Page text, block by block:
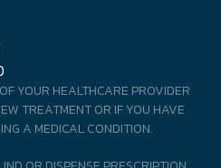
YOUR HEALTHCARE PROVIDER
TREATMENT OR IF YOU HAVE
A MEDICAL CONDITION.